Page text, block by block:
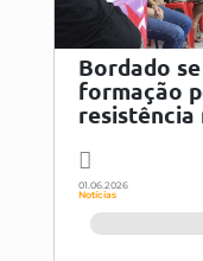
Bordado
formação
resistência
01.06.2026
Notícias